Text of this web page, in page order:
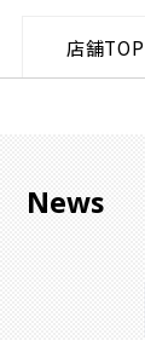
店舗TOP
News